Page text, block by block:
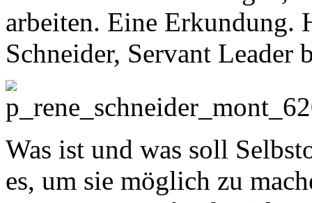
arbeiten. Eine Erkundung.
Schneider, Servant
Was ist und was soll
es, um sie möglich zu